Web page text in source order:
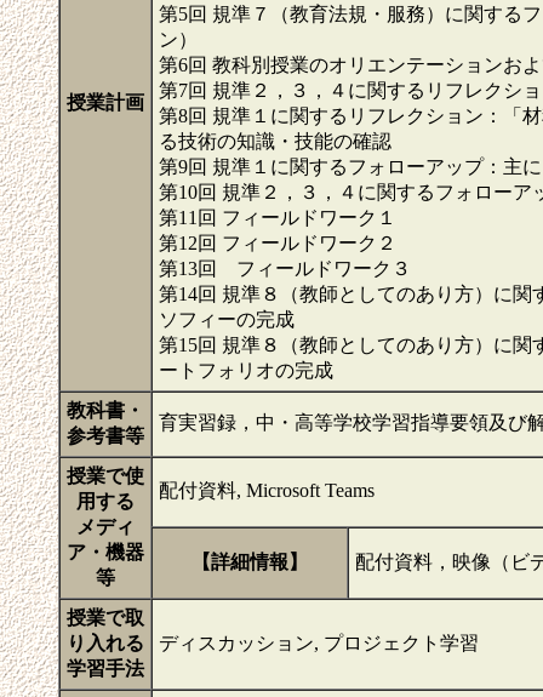
授業計画
第5回 規準７（教育法規・服務）に関する
ン）
第6回 教科別授業のオリエンテーションお
第7回 規準２，３，４に関するリフレクシ
第8回 規準１に関するリフレクション：「
る技術の知識・技能の確認
第9回 規準１に関するフォローアップ：主
第10回 規準２，３，４に関するフォロー
第11回 フィールドワーク１
第12回 フィールドワーク２
第13回 フィールドワーク３
第14回 規準８（教師としてのあり方）に
ソフィーの完成
第15回 規準８（教師としてのあり方）に
ートフォリオの完成
教科書・
参考書等
育実習録，中・高等学校学習指導要領及び
授業で使
用する
メディ
ア・機器
等
配付資料, Microsoft Teams
【詳細情報】 配付資料，映像（ビ
授業で取
り入れる
学習手法
ディスカッション, プロジェクト学習